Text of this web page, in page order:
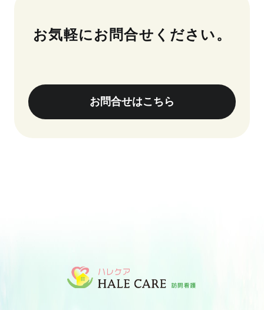
お気軽にお問合せください。
お問合せはこちら